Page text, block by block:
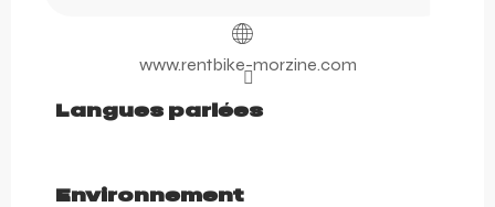
www.rentbike-morzine.com
Langues parlées
Langues parlées
Environnement
Environnement